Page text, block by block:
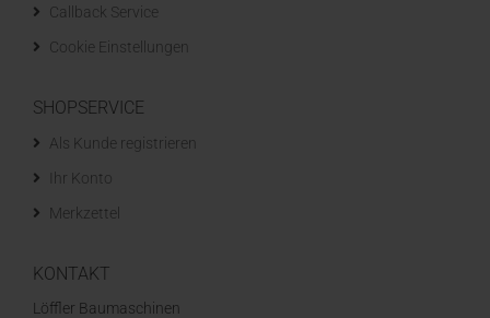
Callback Service
Cookie Einstellungen
SHOPSERVICE
Als Kunde registrieren
Ihr Konto
Merkzettel
KONTAKT
Löffler Baumaschinen